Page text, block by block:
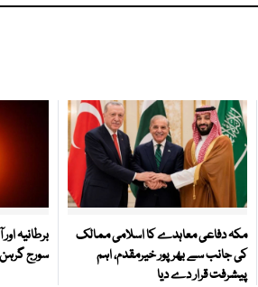
مکہ دفاعی معاہدے کا اسلامی ممالک
کی جانب سے بھرپور خیرمقدم، اہم
پیشرفت قرار دے دیا
سورج